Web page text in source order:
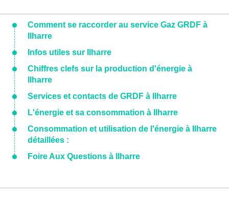
Comment se raccorder au service Gaz GRDF à
Ilharre
Infos utiles sur Ilharre
Chiffres clefs sur la production d'énergie à
Ilharre
Services et contacts de GRDF à Ilharre
L'énergie et sa consommation à Ilharre
Consommation et utilisation de l'énergie à Ilharre
détaillées :
Foire Aux Questions à Ilharre